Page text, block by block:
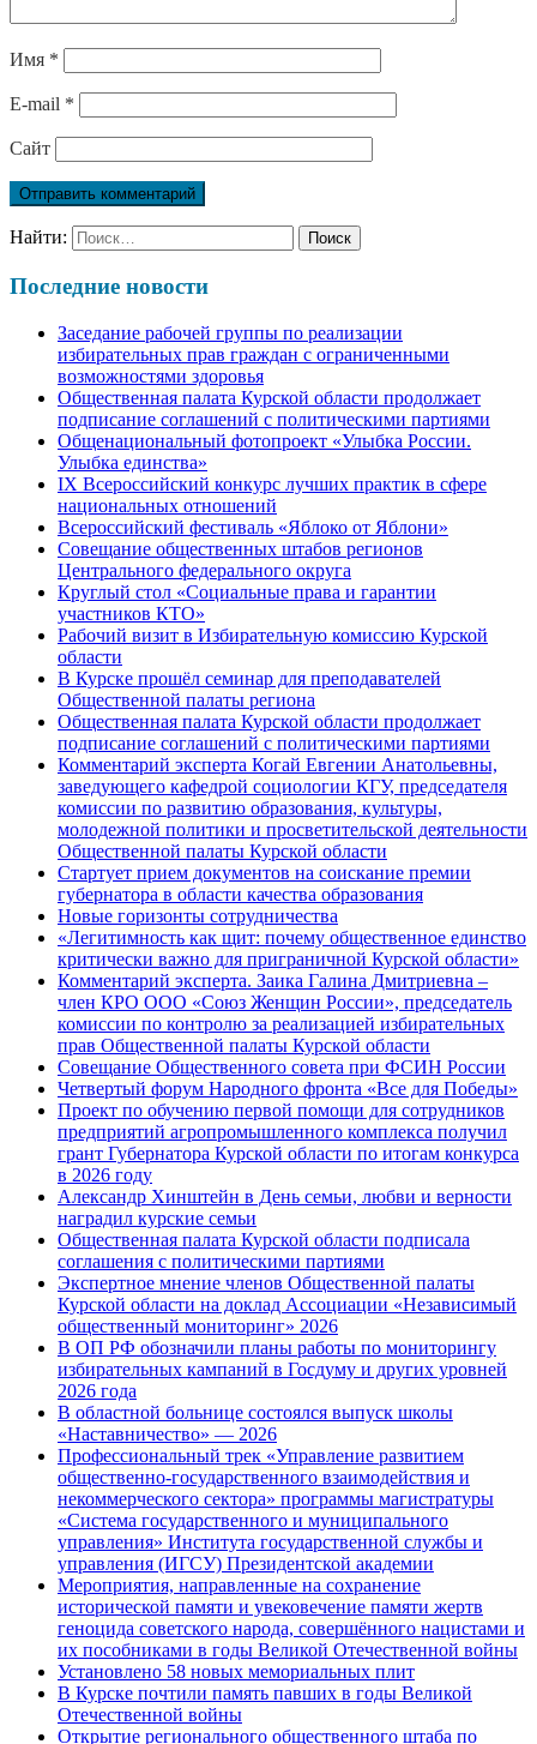
Имя *
E-mail *
Сайт
Найти:
Последние новости
Заседание рабочей группы по реализации
избирательных прав граждан с ограниченными
возможностями здоровья
Общественная палата Курской области продолжает
подписание соглашений с политическими партиями
Общенациональный фотопроект «Улыбка России.
Улыбка единства»
IХ Всероссийский конкурс лучших практик в сфере
национальных отношений
Всероссийский фестиваль «Яблоко от Яблони»
Совещание общественных штабов регионов
Центрального федерального округа
Круглый стол «Социальные права и гарантии
участников КТО»
Рабочий визит в Избирательную комиссию Курской
области
В Курске прошёл семинар для преподавателей
Общественной палаты региона
Общественная палата Курской области продолжает
подписание соглашений с политическими партиями
Комментарий эксперта Когай Евгении Анатольевны,
заведующего кафедрой социологии КГУ, председателя
комиссии по развитию образования, культуры,
молодежной политики и просветительской деятельности
Общественной палаты Курской области
Стартует прием документов на соискание премии
губернатора в области качества образования
Новые горизонты сотрудничества
«Легитимность как щит: почему общественное единство
критически важно для приграничной Курской области»
Комментарий эксперта. Заика Галина Дмитриевна –
член КРО ООО «Союз Женщин России», председатель
комиссии по контролю за реализацией избирательных
прав Общественной палаты Курской области
Совещание Общественного совета при ФСИН России
Четвертый форум Народного фронта «Все для Победы»
Проект по обучению первой помощи для сотрудников
предприятий агропромышленного комплекса получил
грант Губернатора Курской области по итогам конкурса
в 2026 году
Александр Хинштейн в День семьи, любви и верности
наградил курские семьи
Общественная палата Курской области подписала
соглашения с политическими партиями
Экспертное мнение членов Общественной палаты
Курской области на доклад Ассоциации «Независимый
общественный мониторинг» 2026
В ОП РФ обозначили планы работы по мониторингу
избирательных кампаний в Госдуму и других уровней
2026 года
В областной больнице состоялся выпуск школы
«Наставничество» — 2026
Профессиональный трек «Управление развитием
общественно-государственного взаимодействия и
некоммерческого сектора» программы магистратуры
«Система государственного и муниципального
управления» Института государственной службы и
управления (ИГСУ) Президентской академии
Мероприятия, направленные на сохранение
исторической памяти и увековечение памяти жертв
геноцида советского народа, совершённого нацистами и
их пособниками в годы Великой Отечественной войны
Установлено 58 новых мемориальных плит
В Курске почтили память павших в годы Великой
Отечественной войны
Открытие регионального общественного штаба по